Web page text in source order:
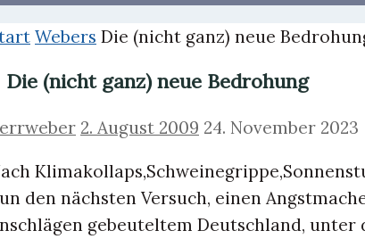
Webers Die (nicht ganz) neue
Die (nicht ganz) neue Bedrohung
2. August 2009 24. November 2023
den nächsten Versuch, einen
gebeuteltem Deutschland, unter